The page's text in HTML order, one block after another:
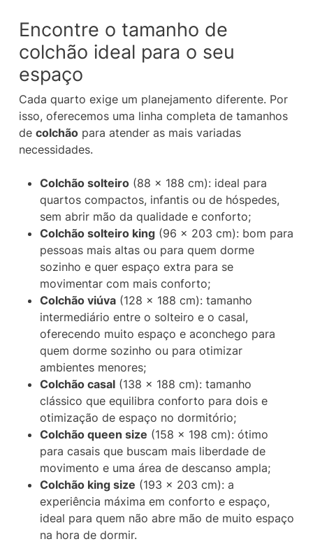
Encontre o tamanho de
colchão ideal para o seu
espaço
Cada quarto exige um planejamento diferente. Por
isso, oferecemos uma linha completa de tamanhos
de colchãopara atender as mais variadas
necessidades.
Colchão solteiro(88 x 188 cm): ideal para
quartos compactos, infantis ou de hóspedes,
sem abrir mão da qualidade e conforto;
Colchão solteiro king(96 x 203 cm): bom para
pessoas mais altas ou para quem dorme
sozinho e quer espaço extra para se
movimentar com mais conforto;
Colchão viúva(128 x 188 cm): tamanho
intermediário entre o solteiro e o casal,
oferecendo muito espaço e aconchego para
quem dorme sozinho ou para otimizar
ambientes menores;
Colchão casal(138 x 188 cm): tamanho
clássico que equilibra conforto para dois e
otimização de espaço no dormitório;
Colchão queen size (158 x 198 cm): ótimo
para casais que buscam mais liberdade de
movimento e uma área de descanso ampla;
Colchão king size (193 x 203 cm): a
experiência máxima em conforto e espaço,
ideal para quem não abre mão de muito espaço
na hora de dormir.